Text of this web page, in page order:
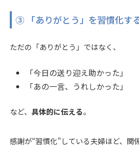
③ 「ありがとう」を習慣化す
ただの「ありがとう」ではなく、
「今日の送り迎え助かった」
「あの一言、うれしかった」
など、 具体的に伝える。
感謝が“習慣化”している夫婦ほど、関